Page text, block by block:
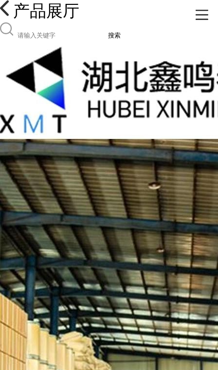
产品展厅
搜索